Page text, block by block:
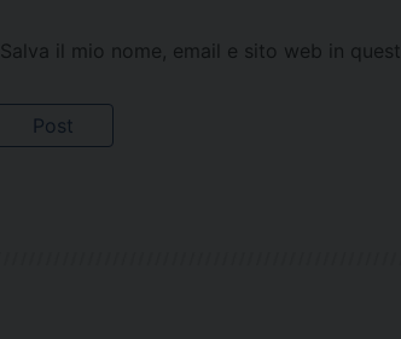
Salva il mio nome, email e sito web in